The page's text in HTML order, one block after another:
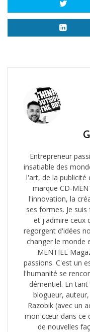
Entrepreneur
insatiable des
l'art, de la publicité
marque CD-
l'innovation, la
ses formes. Je
et j'admire ceux
regorgent d'idées
changer le monde
MENTIEL
passions. C'est un
l'humanité se
démentiel. En
blogueur,
Razobik (avec un
mon cœur dans ce
de nouvelles